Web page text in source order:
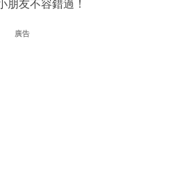
朋友不容錯過！
廣告